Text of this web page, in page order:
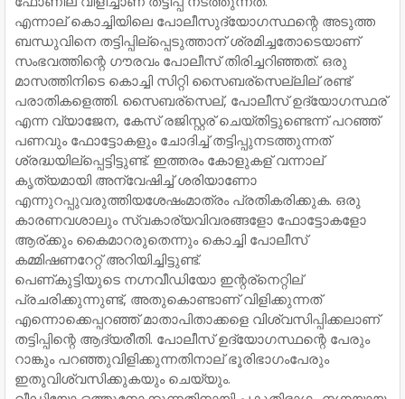
എന്നാല് കൊച്ചിയിലെ പോലീസുദ്യോഗസ്ഥന്റെ അടുത്ത
ബന്ധുവിനെ തട്ടിപ്പില്പ്പെടുത്താന് ശ്രമിച്ചതോടെയാണ്
സംഭവത്തിന്റെ ഗൗരവം പോലീസ് തിരിച്ചറിഞ്ഞത്. ഒരു
മാസത്തിനിടെ കൊച്ചി സിറ്റി സൈബര്സെല്ലില് രണ്ട്
പരാതികളെത്തി. സൈബര്സെല്, പോലീസ് ഉദ്യോഗസ്ഥര്
എന്ന വ്യാജേന, കേസ് രജിസ്റ്റര് ചെയ്തിട്ടുണ്ടെന്ന് പറഞ്ഞ്
പണവും ഫോട്ടോകളും ചോദിച്ച് തട്ടിപ്പുനടത്തുന്നത്
ശ്രദ്ധയില്പ്പെട്ടിട്ടുണ്ട്. ഇത്തരം കോളുകള് വന്നാല്
കൃത്യമായി അന്വേഷിച്ച് ശരിയാണോ
എന്നുറപ്പുവരുത്തിയശേഷംമാത്രം പ്രതികരിക്കുക. ഒരു
കാരണവശാലും സ്വകാര്യവിവരങ്ങളോ ഫോട്ടോകളോ
ആര്ക്കും കൈമാറരുതെന്നും കൊച്ചി പോലീസ്
കമ്മിഷണറേറ്റ് അറിയിച്ചിട്ടുണ്ട്.
പെണ്കുട്ടിയുടെ നഗ്നവീഡിയോ ഇന്റര്നെറ്റില്
പ്രചരിക്കുന്നുണ്ട്, അതുകൊണ്ടാണ് വിളിക്കുന്നത്
എന്നൊക്കെപ്പറഞ്ഞ് മാതാപിതാക്കളെ വിശ്വസിപ്പിക്കലാണ്
തട്ടിപ്പിന്റെ ആദ്യരീതി. പോലീസ് ഉദ്യോഗസ്ഥന്റെ പേരും
റാങ്കും പറഞ്ഞുവിളിക്കുന്നതിനാല് ഭൂരിഭാഗംപേരും
ഇതുവിശ്വസിക്കുകയും ചെയ്യും.